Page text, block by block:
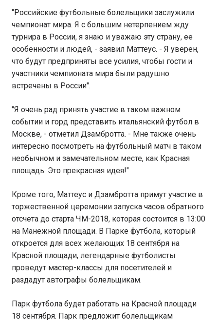
"Российские футбольные болельщики заслужили
чемпионат мира. Я с большим нетерпением жду
турнира в России, я знаю и уважаю эту страну, ее
особенности и людей, - заявил Маттеус. - Я уверен,
что будут предприняты все усилия, чтобы гости и
участники чемпионата мира были радушно
встречены в России".
"Я очень рад принять участие в таком важном
событии и горд представить итальянский футбол в
Москве, - отметил Дзамбротта. - Мне также очень
интересно посмотреть на футбольный матч в таком
необычном и замечательном месте, как Красная
площадь. Это прекрасная идея!"
Кроме того, Маттеус и Дзамбротта примут участие в
торжественной церемонии запуска часов обратного
отсчета до старта ЧМ-2018, которая состоится в 13:00
на Манежной площади. В Парке футбола, который
откроется для всех желающих 18 сентября на
Красной площади, легендарные футболисты
проведут мастер-классы для посетителей и
раздадут автографы болельщикам.
Парк футбола будет работать на Красной площади
18 сентября. Парк предложит болельщикам